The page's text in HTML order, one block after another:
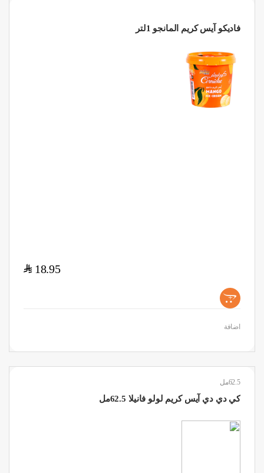
فاديكو آيس كريم المانجو 1لتر
18.95
$
+
اضافة
62.5مل
كي دي دي آيس كريم لولو فانيلا 62.5مل